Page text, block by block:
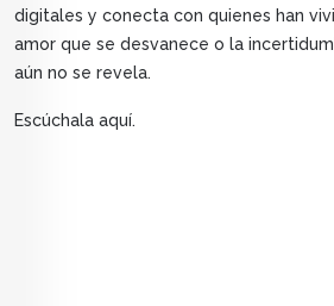
digitales y conecta con quienes han
amor que se desvanece o la
aún no se revela.
Escúchala aquí.